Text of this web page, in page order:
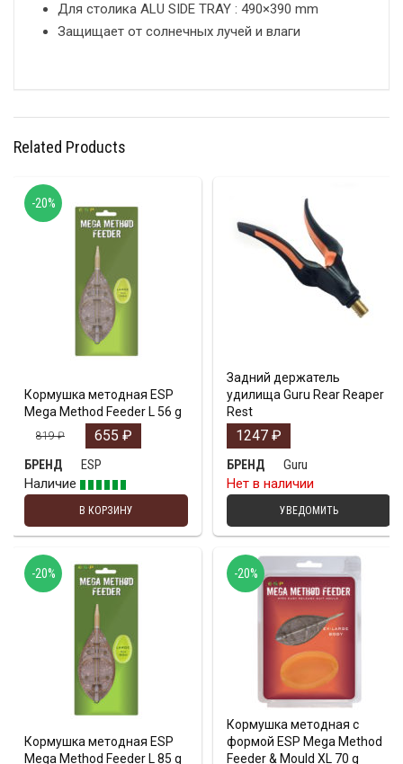
Для столика ALU SIDE TRAY : 490×390 mm
Защищает от солнечных лучей и влаги
Related Products
Кормушка методная ESP
Mega Method Feeder L 56 g
819₽ 655 ₽
БРЕНД
ESP
Наличие
В КОРЗИНУ
-20%
Задний держатель
удилища Guru Rear Reaper
Rest
1247 ₽
БРЕНД
Guru
Нет в наличии
УВЕДОМИТЬ
Кормушка методная ESP
Mega Method Feeder L 85 g
-20%
Кормушка методная с
формой ESP Mega Method
Feeder & Mould XL 70 g
-20%